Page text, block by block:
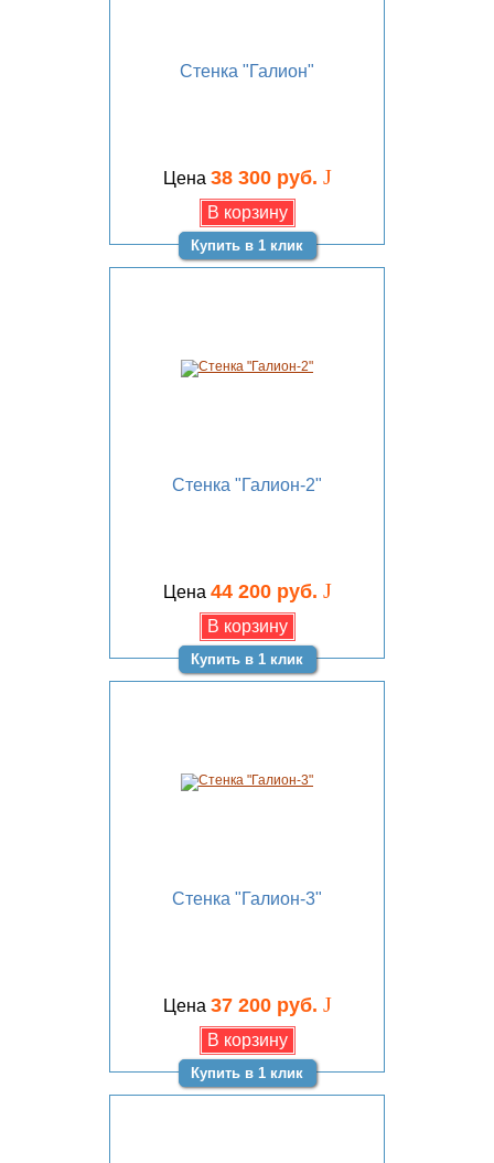
Стенка "Галион"
Цена 38 300 руб. J
Купить в 1 клик
Стенка "Галион-2"
Цена 44 200 руб. J
Купить в 1 клик
Стенка "Галион-3"
Цена 37 200 руб. J
Купить в 1 клик